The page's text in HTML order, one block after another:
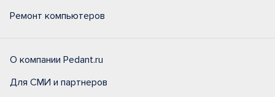
Ремонт компьютеров
О компании Pedant.ru
Для СМИ и партнеров